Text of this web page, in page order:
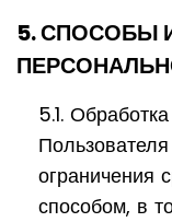
5. СПОСОБЫ
5.1.
ограничения
способом, в